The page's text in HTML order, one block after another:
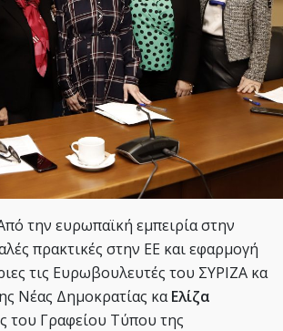
την ευρωπαϊκή εμπειρία στην
πρακτικές στην ΕΕ και εφαρμογή
τις Ευρωβουλευτές του ΣΥΡΙΖΑ κα
Νέας Δημοκρατίας καΕλίζα
του Γραφείου Τύπου της